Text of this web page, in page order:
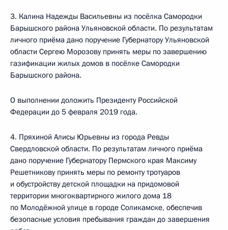
3. Калина Надежды Васильевны из посёлка Самородки
Барышского района Ульяновской области. По результатам
личного приёма дано поручение Губернатору Ульяновской
области Сергею Морозову принять меры по завершению
газификации жилых домов в посёлке Самородки
Барышского района.
О выполнении доложить Президенту Российской
Федерации до 5 февраля 2019 года.
4. Пряхиной Алисы Юрьевны из города Ревды
Свердловской области. По результатам личного приёма
дано поручение Губернатору Пермского края Максиму
Решетникову принять меры по ремонту тротуаров
и обустройству детской площадки на придомовой
территории многоквартирного жилого дома 18
по Молодёжной улице в городе Соликамске, обеспечив
безопасные условия пребывания граждан до завершения